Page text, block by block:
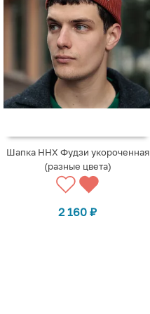
Шапка ННХ Фудзи укороченная
(разные цвета)
2 160 ₽